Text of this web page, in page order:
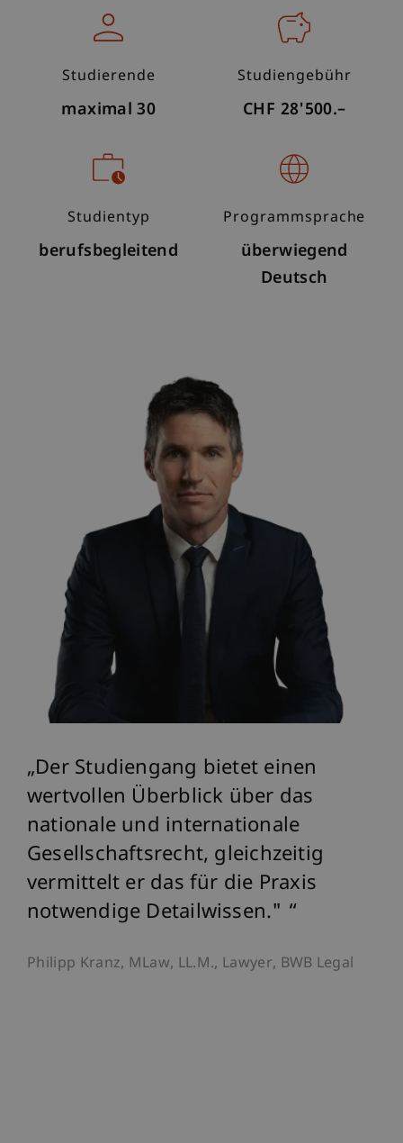
Studierende
maximal 30
Studiengebühr
CHF 28'500.–
Studientyp
berufsbegleitend
Programmsprache
überwiegend
Deutsch
Der Studiengang bietet einen
wertvollen Überblick über das
nationale und internationale
Gesellschaftsrecht, gleichzeitig
vermittelt er das für die Praxis
notwendige Detailwissen."
Philipp Kranz, MLaw, LL.M., Lawyer, BWB Legal